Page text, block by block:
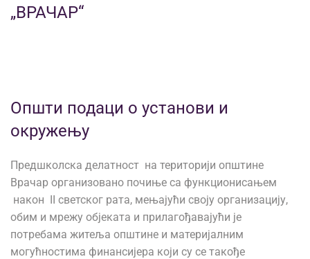
„ВРАЧАР“
Општи подаци о установи и
окружењу
Предшколска делатност на територији општине
Врачар организовано почиње са функционисањем
након II светског рата, мењајући своју организацију,
обим и мрежу објеката и прилагођавајући је
потребама житеља општине и материјалним
могућностима финансијера који су се такође